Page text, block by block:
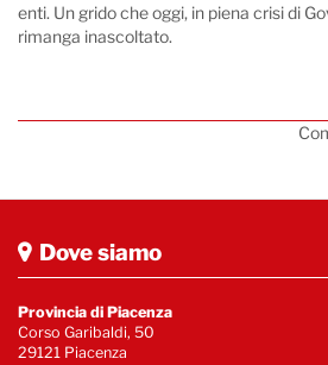
enti. Un grido che oggi, in piena crisi di
rimanga inascoltato.
Dove siamo
Provincia di Piacenza
Corso Garibaldi, 50
29121 Piacenza